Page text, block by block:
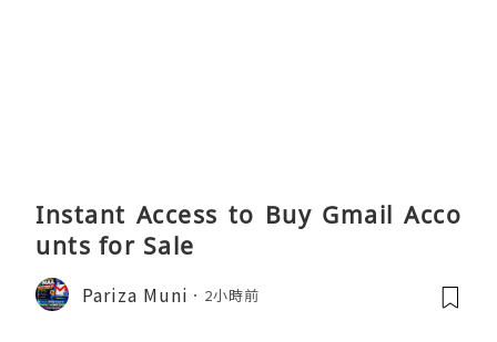
Instant Access to Buy Gmail Acco
unts for Sale
Pariza Muni 2小時前